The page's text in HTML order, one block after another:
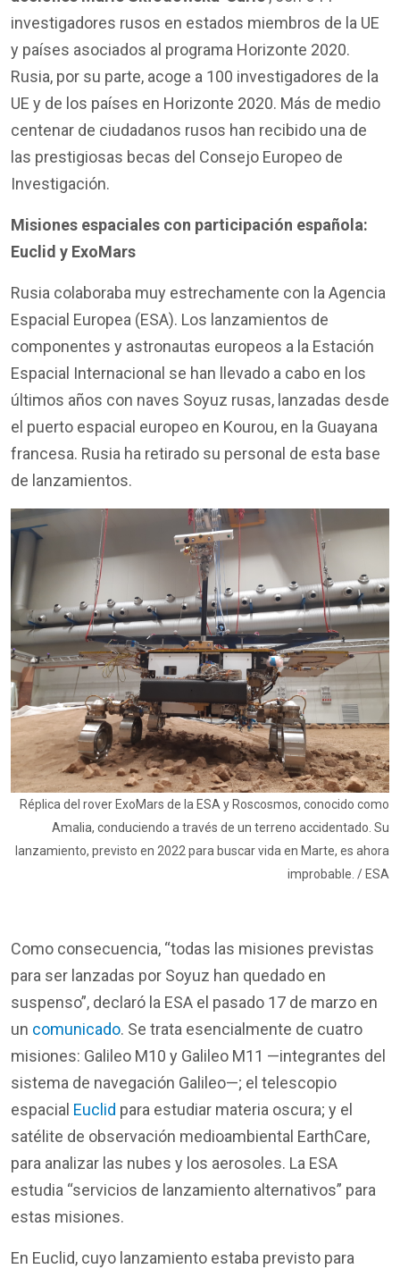
investigadores rusos en estados miembros de la UE
y países asociados al programa Horizonte 2020.
Rusia, por su parte, acoge a 100 investigadores de la
UE y de los países en Horizonte 2020. Más de medio
centenar de ciudadanos rusos han recibido una de
las prestigiosas becas del Consejo Europeo de
Investigación.
Misiones espaciales con participación española:
Euclid y ExoMars
Rusia colaboraba muy estrechamente con la Agencia
Espacial Europea (ESA). Los lanzamientos de
componentes y astronautas europeos a la Estación
Espacial Internacional se han llevado a cabo en los
últimos años con naves Soyuz rusas, lanzadas desde
el puerto espacial europeo en Kourou, en la Guayana
francesa. Rusia ha retirado su personal de esta base
de lanzamientos.
Réplica del rover ExoMars de la ESA y Roscosmos, conocido como
Amalia, conduciendo a través de un terreno accidentado. Su
lanzamiento, previsto en 2022 para buscar vida en Marte, es ahora
improbable. / ESA
Como consecuencia, “todas las misiones previstas
para ser lanzadas por Soyuz han quedado en
suspenso”, declaró la ESA el pasado 17 de marzo en
un comunicado. Se trata esencialmente de cuatro
misiones: Galileo M10 y Galileo M11 —integrantes del
sistema de navegación Galileo—; el telescopio
espacial Euclid para estudiar materia oscura; y el
satélite de observación medioambiental EarthCare,
para analizar las nubes y los aerosoles. La ESA
estudia “servicios de lanzamiento alternativos” para
estas misiones.
En Euclid, cuyo lanzamiento estaba previsto para